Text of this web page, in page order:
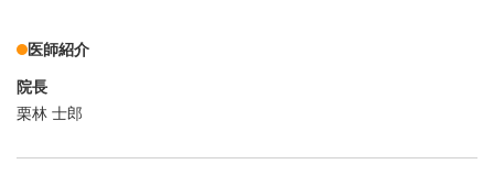
医師紹介
院長
栗林 士郎